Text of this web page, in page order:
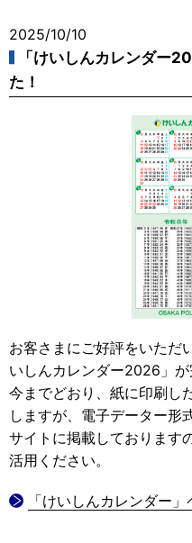
2025/10/10
「けいしんカレンダー
た！
お客さまにご好評をいただ
いしんカレンダー2026」が
今までどおり、紙に印刷し
しますが、電子データー形
サイトに掲載しております
活用ください。
「けいしんカレンダー」